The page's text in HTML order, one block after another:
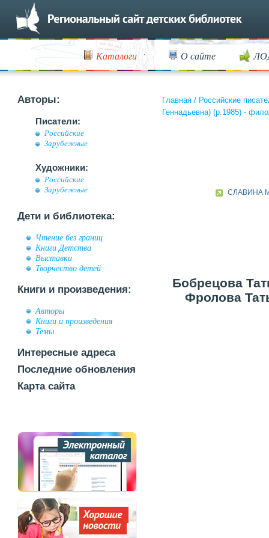
Каталоги О сайте
Авторы:
Писатели:
Российские
Зарубежные
Художники:
Российские
Зарубежные
Дети и библиотека:
Чтение без границ
Книги Детства
Выставки
Творчество детей
Книги и произведения:
Авторы
Книги и произведения
Темы
Интересные адреса
Последние обновления
Карта сайта
Главная / Российские
Геннадьевна) (р.1985) -
СЛАВИНА
Бобрецова
Фролова